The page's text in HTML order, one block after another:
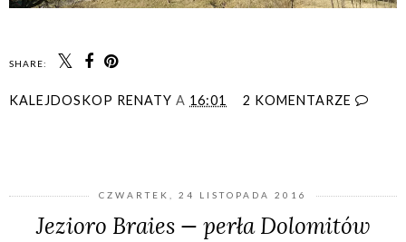
SHARE:
KALEJDOSKOP RENATY A 16:01 2 KOMENTARZE
CZWARTEK, 24 LISTOPADA 2016
Jezioro Braies — perła Dolomitów